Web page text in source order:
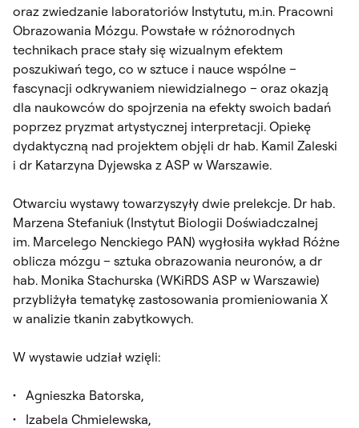
oraz zwiedzanie laboratoriów Instytutu, m.in. Pracowni
Obrazowania Mózgu. Powstałe w różnorodnych
technikach prace stały się wizualnym efektem
poszukiwań tego, co w sztuce i nauce wspólne –
fascynacji odkrywaniem niewidzialnego – oraz okazją
dla naukowców do spojrzenia na efekty swoich badań
poprzez pryzmat artystycznej interpretacji. Opiekę
dydaktyczną nad projektem objęli dr hab. Kamil Zaleski
i dr Katarzyna Dyjewska z ASP w Warszawie.
Otwarciu wystawy towarzyszyły dwie prelekcje. Dr hab.
Marzena Stefaniuk (Instytut Biologii Doświadczalnej
im. Marcelego Nenckiego PAN) wygłosiła wykład Różne
oblicza mózgu – sztuka obrazowania neuronów, a dr
hab. Monika Stachurska (WKiRDS ASP w Warszawie)
przybliżyła tematykę zastosowania promieniowania X
w analizie tkanin zabytkowych.
W wystawie udział wzięli:
Agnieszka Batorska,
Izabela Chmielewska,